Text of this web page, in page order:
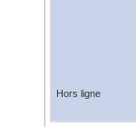
Hors ligne